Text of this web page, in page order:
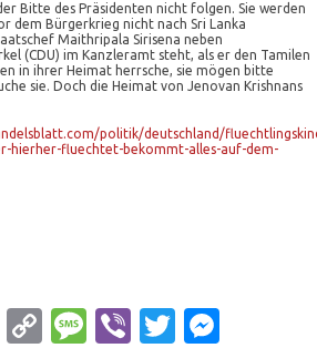
Bitte des Präsidenten nicht folgen. Sie werden
dem Bürgerkrieg nicht nach Sri Lanka
Maithripala Sirisena neben
(CDU) im Kanzleramt steht, als er den Tamilen
in ihrer Heimat herrsche, sie mögen bitte
sie. Doch die Heimat von Jenovan Krishnans
politik/deutschland/
hierher-fluechtet-bekommt-alles-auf-dem-
XINGCopyMessage
ViberTwitter